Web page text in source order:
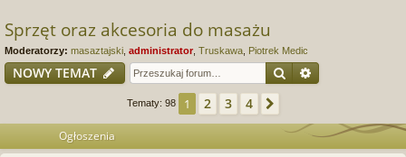
Sprzęt oraz akcesoria do masażu
Moderatorzy: masaztajski administrator Truskawa Piotrek Medic
NOWY TEMAT SzukajWyszukiwanie
Tematy: 98 1 2 3 4
Ogłoszenia